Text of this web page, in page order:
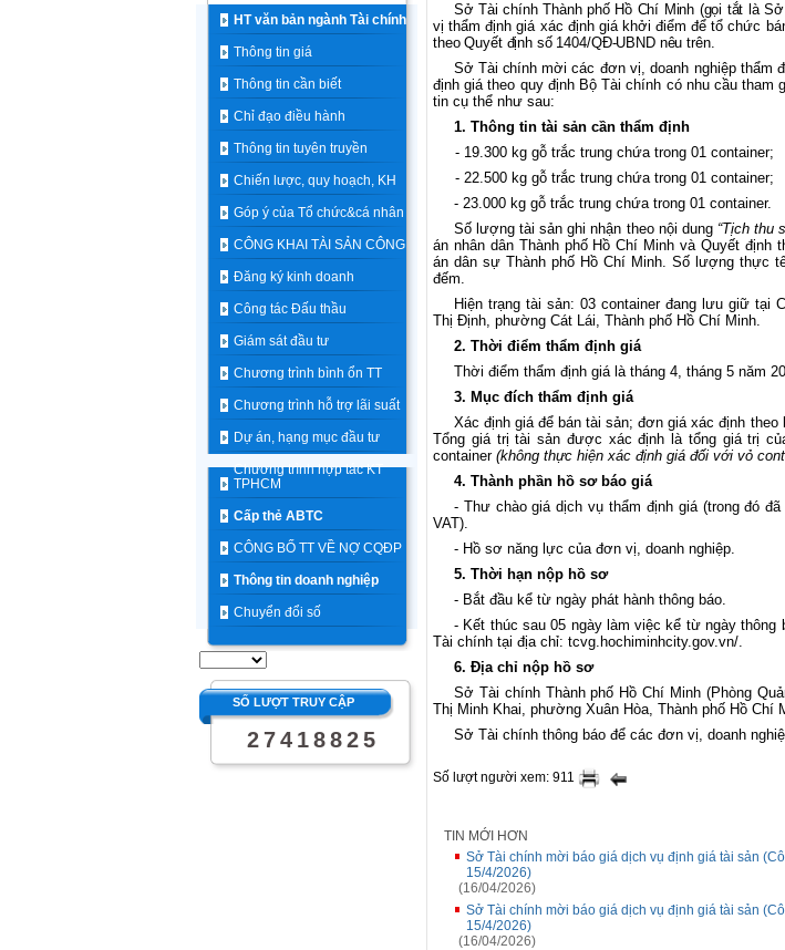
HT văn bản ngành Tài chính
Thông tin giá
Thông tin cần biết
Chỉ đạo điều hành
Thông tin tuyên truyền
Chiến lược, quy hoạch, KH
Góp ý của Tổ chức&cá nhân
CÔNG KHAI TÀI SẢN CÔNG
Đăng ký kinh doanh
Công tác Đấu thầu
Giám sát đầu tư
Chương trình bình ổn TT
Chương trình hỗ trợ lãi suất
Dự án, hạng mục đầu tư
Chương trình hợp tác KT
TPHCM
Cấp thẻ ABTC
CÔNG BỐ TT VỀ NỢ CQĐP
Thông tin doanh nghiệp
Chuyển đổi số
SỐ LƯỢT TRUY CẬP
2 7 4 1 8 8 2 5
Sở Tài chính Thành phố Hồ Chí Minh (gọi tắt là
vị thẩm định giá xác định giá khởi điểm để tổ chức
theo Quyết định số 1404/QĐ-UBND nêu trên.
Sở Tài chínhmời các đơn vị, doanh nghiệp thẩm
định giá theo quy định Bộ Tài chính có nhu cầu tham
tin cụ thể như sau:
1. Thông tin tài sản cần thẩm định
- 19.300 kg gỗ trắc trung chứa trong 01 container;
- 22.500 kg gỗ trắc trung chứa trong 01 container;
- 23.000 kg gỗ trắc trung chứa trong 01 container.
Số lượng tài sản ghi nhận theo nội dung “Tịch thu
án nhân dân Thành phố Hồ Chí Minh và Quyết định
án dân sự Thành phố Hồ Chí Minh. Số lượng thực
đếm.
Hiện trạng tài sản: 03 container đang lưu giữ tại
Thị Định, phường Cát Lái, Thành phố Hồ Chí Minh.
2. Thời điểm thẩm định giá
Thời điểm thẩm định giá là tháng 4, tháng 5 năm
3. Mục đích thẩm định giá
Xác định giá để bán tài sản; đơn giá xác định theo
Tổng giá trị tài sản được xác định là tổng giá trị
container (không thực hiện xác định giá đối với vỏ
4. Thành phần hồ sơ báo giá
- Thư chào giá dịch vụ thẩm định giá (trong đó
VAT).
- Hồ sơ năng lực của đơn vị, doanh nghiệp.
5. Thời hạn nộp hồ sơ
- Bắt đầu kể từ ngày phát hành thông báo.
- Kết thúc sau 05 ngày làm việc kể từ ngày
Tài chính tại địa chỉ: tcvg.hochiminhcity.gov.vn/.
6. Địa chỉ nộp hồ sơ
Sở Tài chính Thành phố Hồ Chí Minh (Phòng
Thị Minh Khai, phường Xuân Hòa, Thành phố Hồ Chí
Sở Tài chính thông báo để các đơn vị, doanh
Số lượt người xem: 911
TIN MỚI HƠN
Sở Tài chính mời báo giá dịch vụ định giá tài sản
15/4/2026)
(16/04/2026)
Sở Tài chính mời báo giá dịch vụ định giá tài sản
15/4/2026)
(16/04/2026)